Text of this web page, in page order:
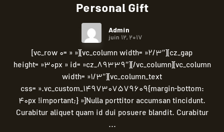
Personal Gift
Admin
juin 12, 2017
[vc_row 0= » »][vc_column width= »2/3″][cz_gap
height= »30px » id= »cz_89339″][/vc_column][vc_column
width= »1/3″][vc_column_text
css= ».vc_custom_1497307579609{margin-bottom:
40px !important;} »]Nulla porttitor accumsan tincidunt.
Curabitur aliquet quam id dui posuere blandit. Curabitur
...